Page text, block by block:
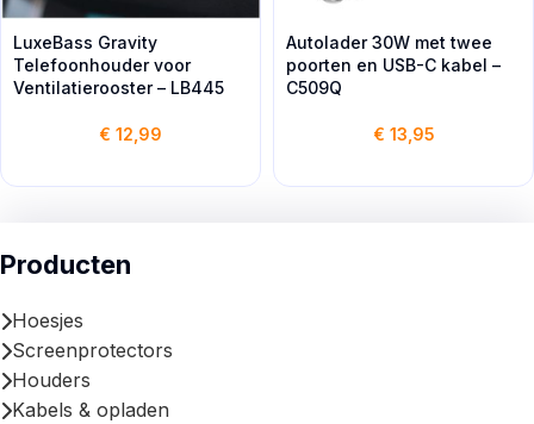
LuxeBass Gravity
Telefoonhouder voor
Ventilatierooster – LB445
€ 12,99
Autolader 30W met twee
poorten en USB-C kabel –
C509Q
€ 13,95
Producten
Hoesjes
Screenprotectors
Houders
Kabels & opladen